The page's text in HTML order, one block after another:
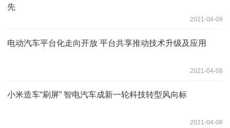
先
2021-04-09
电动汽车平台化走向开放 平台共享推动技术升级及应用
2021-04-08
小米造车“刷屏” 智电汽车成新一轮科技转型风向标
2021-04-08